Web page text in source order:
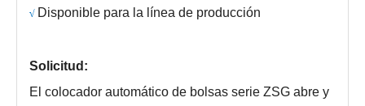
√ Disponible para la línea de producción
Solicitud:
El colocador automático de bolsas serie ZSG abre y